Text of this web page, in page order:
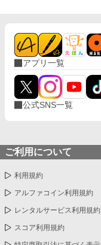
アプリ一覧
公式SNS一覧
ご利用について
利用規約
アルファコイン利用規約
レンタルサービス利用規約
スコア利用規約